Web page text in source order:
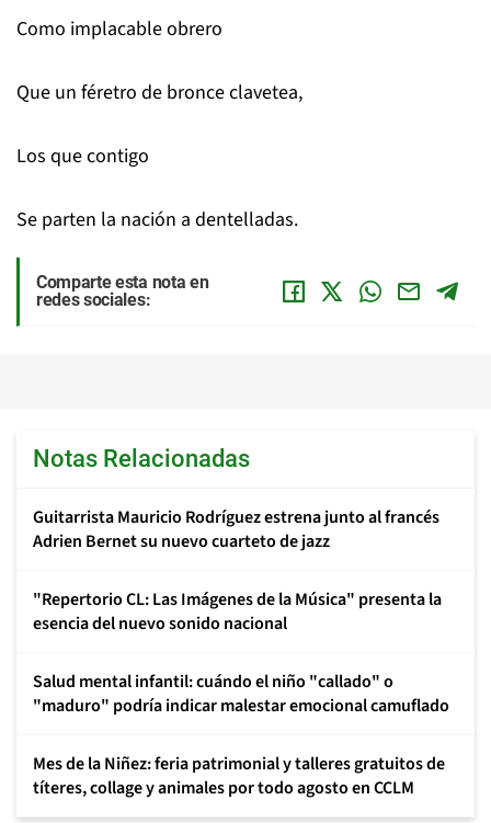
Como implacable obrero
Que un féretro de bronce clavetea,
Los que contigo
Se parten la nación a dentelladas.
Comparte esta nota en
redes sociales:
Notas Relacionadas
Guitarrista Mauricio Rodríguez estrena junto al francés
Adrien Bernet su nuevo cuarteto de jazz
"Repertorio CL: Las Imágenes de la Música" presenta la
esencia del nuevo sonido nacional
Salud mental infantil: cuándo el niño "callado" o
"maduro" podría indicar malestar emocional camuflado
Mes de la Niñez: feria patrimonial y talleres gratuitos de
títeres, collage y animales por todo agosto en CCLM